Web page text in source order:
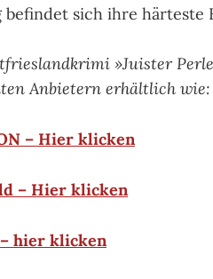
befindet sich ihre härteste
»Juister
Anbietern erhältlich wie:
– Hier klicken
– Hier klicken
hier klicken